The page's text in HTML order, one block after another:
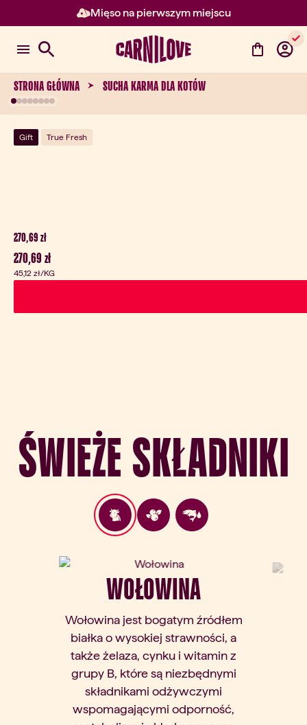
Mięso na pierwszym miejscu
Element 2 z 3: Mięso na
STRONA GŁÓWNA SUCHA KARMA DLA KOTÓW
Gift True Fresh
Aktualna cena:
270,69 zł
Aktualna cena:
270,69 zł
45,12 zł/KG
Świeże składniki
WOŁOWINA
Wołowina jest bogatym źródłem
białka o wysokiej strawności, a
także żelaza, cynku i witamin z
grupy B, które są niezbędnymi
składnikami odżywczymi
wspomagającymi odporność,